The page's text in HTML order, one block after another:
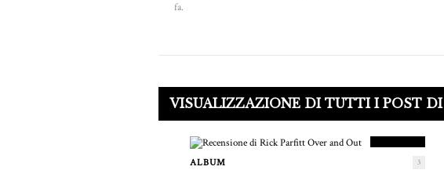
fa.
VISUALIZZAZIONE DI TUTTI I POST DI
8.5
PUNTEGGIO
ALBUM 3